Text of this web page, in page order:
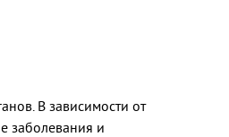
В зависимости от
заболевания и